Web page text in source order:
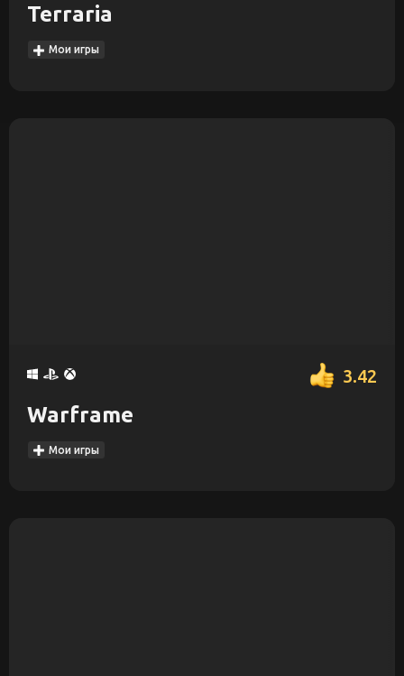
Terraria
Мои игры
3.42
Warframe
Мои игры